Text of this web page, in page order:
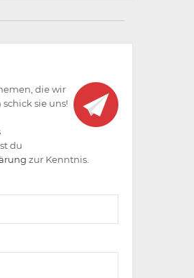
die wir
sie uns!
du
zur Kenntnis.